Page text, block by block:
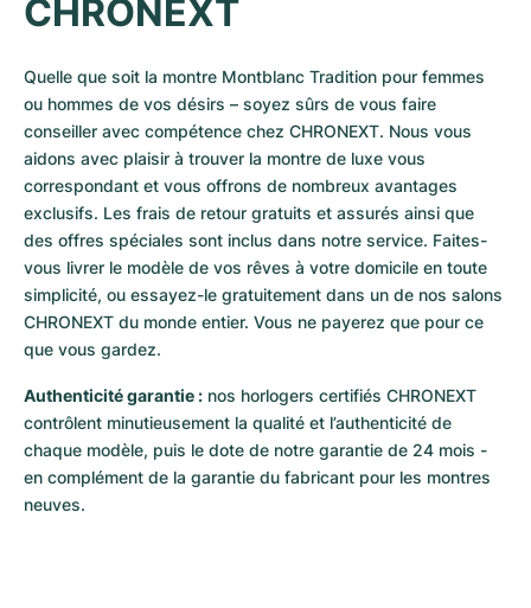
CHRONEXT
Quelle que soit la montre Montblanc Tradition pour femmes
ou hommes de vos désirs – soyez sûrs de vous faire
conseiller avec compétence chez CHRONEXT. Nous vous
aidons avec plaisir à trouver la montre de luxe vous
correspondant et vous offrons de nombreux avantages
exclusifs. Les frais de retour gratuits et assurés ainsi que
des offres spéciales sont inclus dans notre service. Faites-
vous livrer le modèle de vos rêves à votre domicile en toute
simplicité, ou essayez-le gratuitement dans un de nos salons
CHRONEXT du monde entier. Vous ne payerez que pour ce
que vous gardez.
Authenticité garantie : nos horlogers certifiés CHRONEXT
contrôlent minutieusement la qualité et l’authenticité de
chaque modèle, puis le dote de notre garantie de 24 mois -
en complément de la garantie du fabricant pour les montres
neuves.